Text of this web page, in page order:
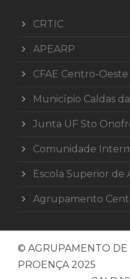
CRTIC
APEARP
CFAE Centro-Oeste
Município Caldas
Junta UF Sto
Comunidade
Escola Superior de
Agrupamento
© AGRUPAMENTO DE
PROENÇA 2025